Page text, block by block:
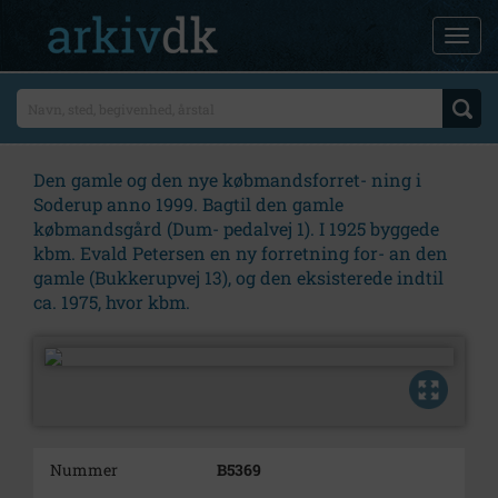
Den gamle og den nye købmandsforret- ning i
Soderup anno 1999. Bagtil den gamle
købmandsgård (Dum- pedalvej 1). I 1925 byggede
kbm. Evald Petersen en ny forretning for- an den
gamle (Bukkerupvej 13), og den eksisterede indtil
ca. 1975, hvor kbm.
Nummer
B5369